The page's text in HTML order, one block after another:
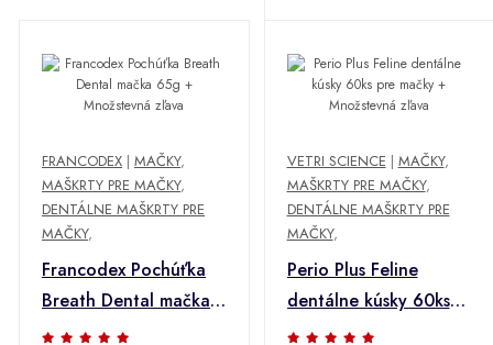
FRANCODEX | MAČKY,
MAŠKRTY PRE MAČKY,
DENTÁLNE MAŠKRTY PRE
MAČKY,
Francodex Pochúťka
Breath Dental mačka
65g + Množstevná
VETRI SCIENCE | MAČKY,
MAŠKRTY PRE MAČKY,
DENTÁLNE MAŠKRTY PRE
MAČKY,
Perio Plus Feline
dentálne kúsky 60ks
pre mačky +